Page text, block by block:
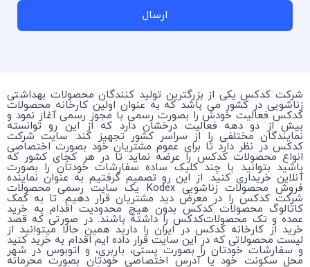
ارسال
شرکت کدکس یکی از بزرگترین تولید کنندگان محصولات بهداشتی
زناشویی در کشور می باشد که به عنوان اولین کارخانه محصولات
کدکس فعالیت خودش را بصورت رسمی با مجوز رسمی آغاز نمود و
بیش از دو دهه فعالیت درخشان دارد که از این رو توانسته
نمایندگان مختلفی را از سراسر کشور تجهیز کند. سایت شرکت
کدکس در نظر دارد تا برای عموم مشتریان خود بصورت اختصاصی
انواع محصولات کدکس را عرضه نماید تا در هر کجای کشور که
باشید بتوانید با چند کلیک ساده سفارشات خودتان را بصورت
آنلاین خریداری کنید. از این رو تصمیم گرفتیم به عنوان نماینده
فروش محصولات زناشویی Kodex یک سایت رسمی محصولات
شرکت کدکس را در معرض دید مشتریان قرار دهیم. تا به کمک
کاتالوگ محصولات کدکس بدون هیچ محدودیت اقدام به خرید
عمده و تک محصولات‌کدکس را داشته باشند. در صورتی که قصد
خرید از کارخانه کدکس در ایران را دارید همین حالا میتوانید از
لیست محصولاتی که در این سایت قرار داده ایم اقدام به خرید کنید
و سفارشات خودتان را بصورت پستی، باربری، و اتوبوس در شهر
محل سکونت خود یا آدرس اختصاصی خودتان بصورت محرمانه